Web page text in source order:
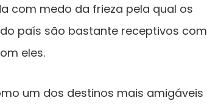
com medo da frieza pela qual os
país são bastante receptivos com
eles.
um dos destinos mais amigáveis